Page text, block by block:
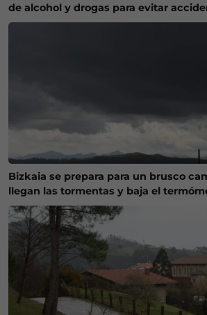
de alcohol y drogas para evitar
Bizkaia se prepara para un brusco
llegan las tormentas y baja el